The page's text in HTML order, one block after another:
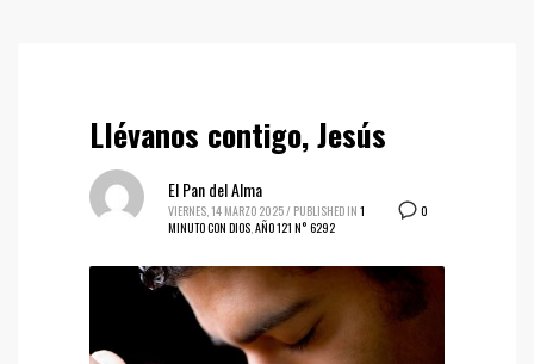
Llévanos contigo, Jesús
0
El Pan del Alma
VIERNES, 14 MARZO 2025/ PUBLISHED IN 1
MINUTO CON DIOS,AÑO 121 N° 6292